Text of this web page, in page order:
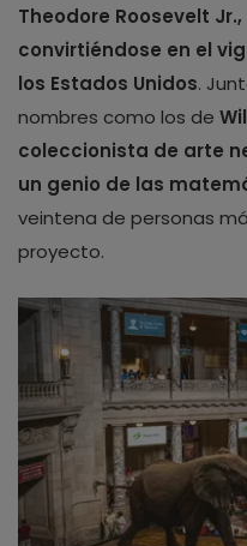
Theodore Roosevelt
convirtiéndose en el
los Estados Unidos.
nombres como los de
coleccionista de arte
un genio de las
veintena de personas
proyecto.